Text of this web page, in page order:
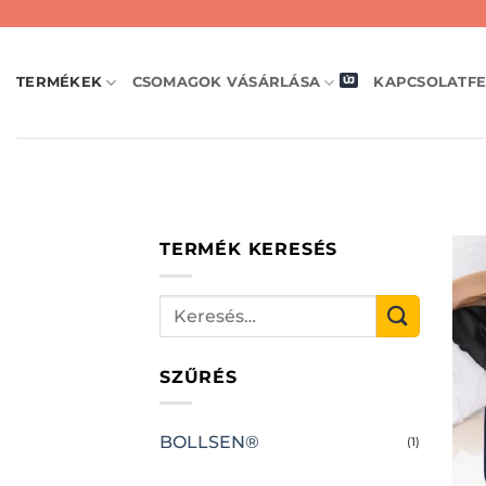
TERMÉKEK CSOMAGOK VÁSÁRLÁSA
TERMÉK KERESÉS
SZŰRÉS
BOLLSEN® (1)